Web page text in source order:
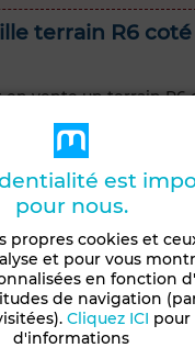
terrain R6 coté
vente un terrain R6
hotel de ville
générales
Type de
est
pour nous.
propres cookies et
et pour vous
en fonction
de navigation
Cliquez ICI pour
d'informations